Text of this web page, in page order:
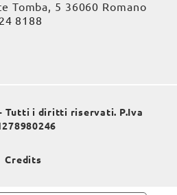
Tomba, 5 36060 Romano
8188
Tutti i diritti riservati. P.Iva
Credits